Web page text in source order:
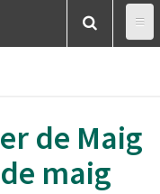
de Maig
maig